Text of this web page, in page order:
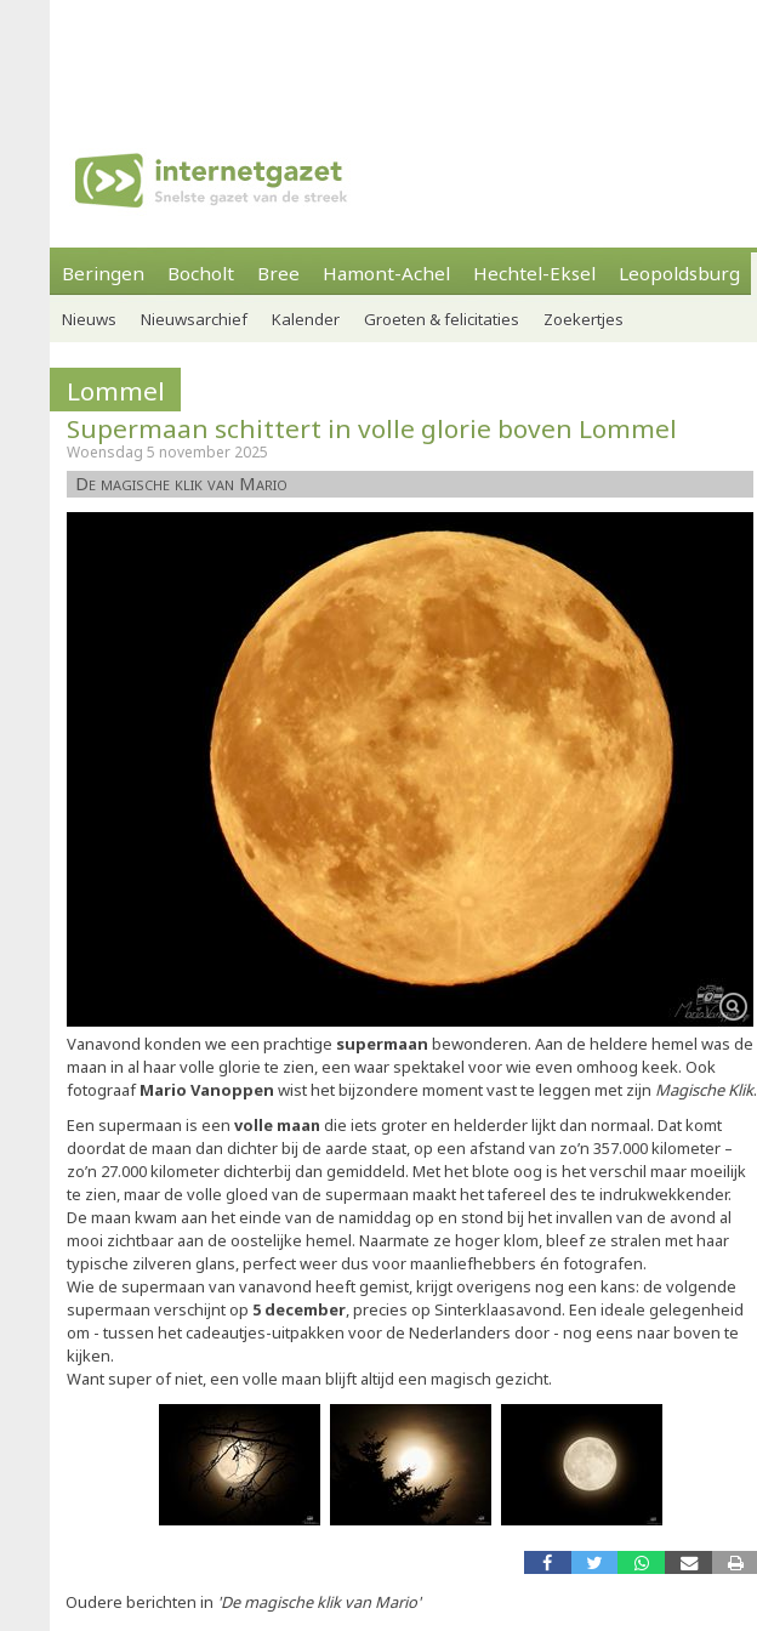
Beringen Bocholt Bree Hamont-Achel Hechtel-Eksel Leopoldsburg
Nieuws Nieuwsarchief Kalender Groeten & felicitaties Zoekertjes
Lommel
Supermaan schittert in volle glorie boven Lommel
Woensdag 5 november 2025
De magische klik van Mario
Vanavond konden we een prachtige supermaan bewonderen. Aan de heldere hemel was de
maan in al haar volle glorie te zien, een waar spektakel voor wie even omhoog keek. Ook
fotograafMario Vanoppen wist het bijzondere moment vast te leggen met zijn Magische Klik.
Een supermaan is een volle maan die iets groter en helderder lijkt dan normaal. Dat komt
doordat de maan dan dichter bij de aarde staat, op een afstand van zo’n 357.000 kilometer –
zo’n 27.000 kilometer dichterbij dan gemiddeld. Met het blote oog is het verschil maar moeilijk
te zien, maar de volle gloed van de supermaan maakt het tafereel des te indrukwekkender.
De maan kwam aan het einde van de namiddag op en stond bij het invallen van de avond al
mooi zichtbaar aan de oostelijke hemel. Naarmate ze hoger klom, bleef ze stralen met haar
typische zilveren glans, perfect weer dus voor maanliefhebbers én fotografen.
Wie de supermaan van vanavond heeft gemist, krijgt overigens nog een kans: de volgende
supermaan verschijnt op 5 december, precies op Sinterklaasavond. Een ideale gelegenheid
om - tussen het cadeautjes-uitpakken voor de Nederlanders door - nog eens naar boven te
kijken.
Want super of niet, een volle maan blijft altijd een magisch gezicht.
Oudere berichten in 'De magische klik van Mario'